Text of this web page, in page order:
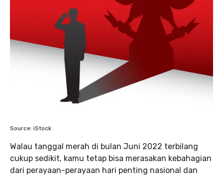
Source: iStock
Walau tanggal merah di bulan Juni 2022 terbilang
cukup sedikit, kamu tetap bisa merasakan kebahagian
dari perayaan-perayaan hari penting nasional dan